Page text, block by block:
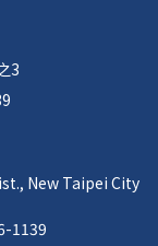
3
New Taipei City
1139